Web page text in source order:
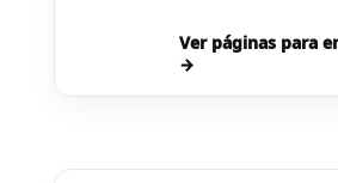
Ver páginas para
→